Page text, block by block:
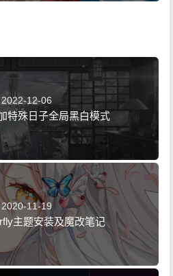
2022-12-06
特殊日子全局黑白模式
11-19
主题安装及魔改笔记